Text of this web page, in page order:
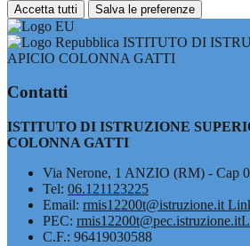
Accetta tutti Salva le preferenze
ISTITUTO DI
APICIO COLONNA GATTI
Contatti
ISTITUTO DI ISTRUZIONE
COLONNA GATTI
Via Nerone, 1 ANZIO (RM) - Cap
Tel: 06.121123225
Email: rmis12200t@istruzione.it
PEC: rmis12200t@pec.istruzione.it
C.F.: 96419030588